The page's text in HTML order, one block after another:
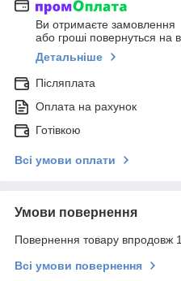
Ви отримаєте замовлення
або гроші повернуться на
Детальніше
Післяплата
Оплата на рахунок
Готівкою
Всі умови оплати
Умови повернення
Повернення товару впродовж
Всі умови повернення